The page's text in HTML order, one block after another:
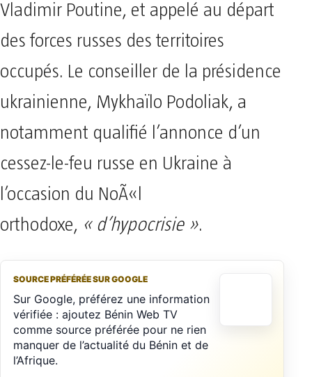
Vladimir Poutine, et appelé au départ
des forces russes des territoires
occupés. Le conseiller de la présidence
ukrainienne, Mykhaïlo Podoliak, a
notamment qualifié l’annonce d’un
cessez-le-feu russe en Ukraine à
l’occasion du NoÃ«l
orthodoxe, « d’hypocrisie ».
SOURCE PRÉFÉRÉE SUR GOOGLE
Sur Google, préférez une information
vérifiée : ajoutez Bénin Web TV
comme source préférée pour ne rien
manquer de l’actualité du Bénin et de
l’Afrique.